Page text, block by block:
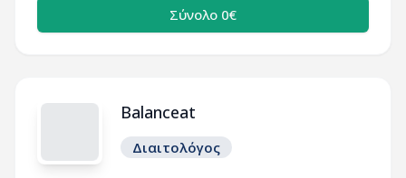
Σύνολο 0€
Balanceat
Διαιτολόγος